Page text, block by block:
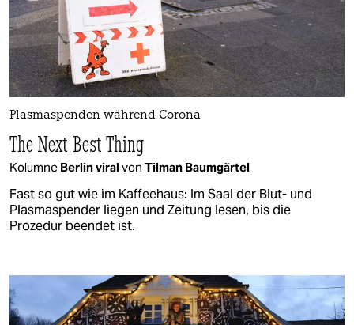
Plasmaspenden während Corona
The Next Best Thing
Kolumne Berlin viralvon Tilman Baumgärtel
Fast so gut wie im Kaffeehaus: Im Saal der Blut- und
Plasmaspender liegen und Zeitung lesen, bis die
Prozedur beendet ist.